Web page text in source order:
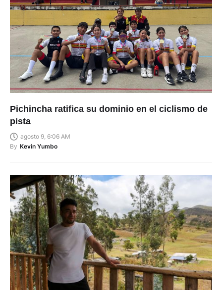
Pichincha ratifica su dominio en el ciclismo de
pista
agosto 9, 6:06 AM
By Kevin Yumbo